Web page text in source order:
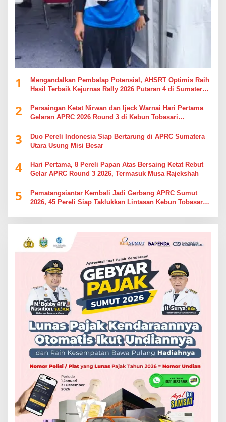
1
Mengandalkan Pembalap Potensial, AHSRT Optimis Raih
Hasil Terbaik Kejurnas Rally 2026 Putaran 4 di Sumatera
2
Persaingan Ketat Nirwan dan Ijeck Warnai Hari Pertama
Gelaran APRC 2026 Round 3 di Kebun Tobasari
3
Duo Pereli Indonesia Siap Bertarung di APRC Sumatera
Utara Usung Misi Besar
4
Hari Pertama, 8 Pereli Papan Atas Bersaing Ketat Rebut
Gelar APRC Round 3 2026, Termasuk Musa Rajekshah
5
Pematangsiantar Kembali Jadi Gerbang APRC Sumut
2026, 45 Pereli Siap Taklukkan Lintasan Kebun Tobasari